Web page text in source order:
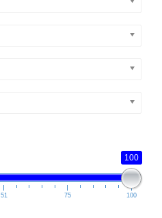
100
51 75 100